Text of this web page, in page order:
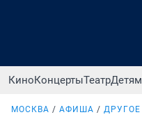
КиноКонцертыТеатрДетям
МОСКВА АФИША ДРУГОЕ